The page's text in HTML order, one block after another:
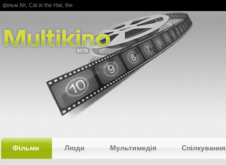
Multikino
фільм Кіт, Cat in the Hat, the
Фільми Люди Мультимедія Спілкування